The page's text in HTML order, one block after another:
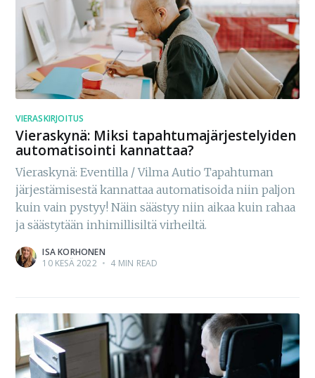
VIERASKIRJOITUS
Vieraskynä: Miksi tapahtumajärjestelyiden
automatisointi kannattaa?
Vieraskynä: Eventilla / Vilma Autio Tapahtuman
järjestämisestä kannattaa automatisoida niin paljon
kuin vain pystyy! Näin säästyy niin aikaa kuin rahaa
ja säästytään inhimillisiltä virheiltä.
ISA KORHONEN
10 KESÄ 2022 • 4 MIN READ